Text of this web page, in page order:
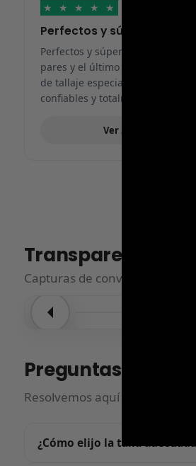
★ ★ ★ ★ ★
Perfectos y súper serios y
Perfectos y súper serios y
pares y el último que acaba de
de tallaje especial pagadas por
confiables y totalmente
Ver 3 reseñas más de
Transparencia
Capturas de conversaciones
Preguntas
Resolvemos aquí las dudas
¿Cómo elijo la talla